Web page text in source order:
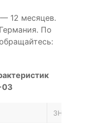
12 месяцев.
По
03
ЗНАЧЕНИЕ